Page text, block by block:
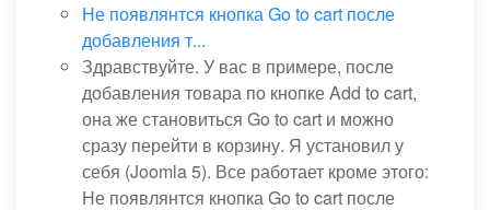
Не появлянтся кнопка Go to cart после
добавления т...
Здравствуйте. У вас в примере, после
добавления товара по кнопке Add to cart,
она же становиться Go to cart и можно
сразу перейти в корзину. Я установил у
себя (Joomla 5). Все работает кроме этого:
Не появлянтся кнопка Go to cart после